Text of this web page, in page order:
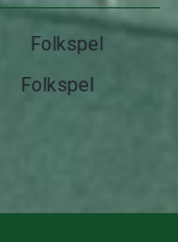
Folkspel